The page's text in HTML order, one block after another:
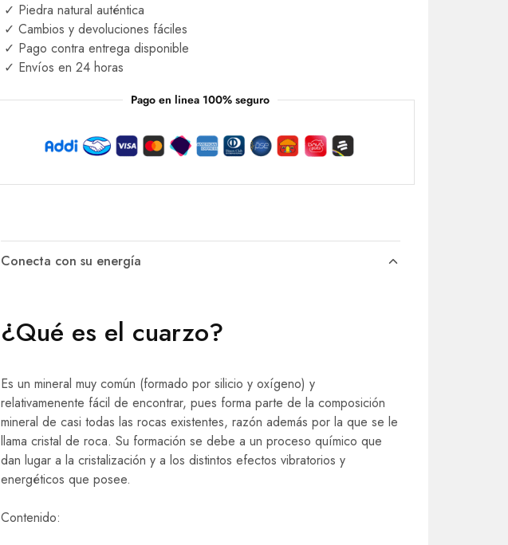
✓ Piedra natural auténtica
✓ Cambios y devoluciones fáciles
✓ Pago contra entrega disponible
✓ Envíos en 24 horas
Pago en linea 100% seguro
Conecta con su energía
¿Qué es el cuarzo?
Es un mineral muy común (formado por silicio y oxígeno) y
relativamenente fácil de encontrar, pues forma parte de la composición
mineral de casi todas las rocas existentes, razón además por la que se le
llama cristal de roca. Su formación se debe a un proceso químico que
dan lugar a la cristalización y a los distintos efectos vibratorios y
energéticos que posee.
Contenido: